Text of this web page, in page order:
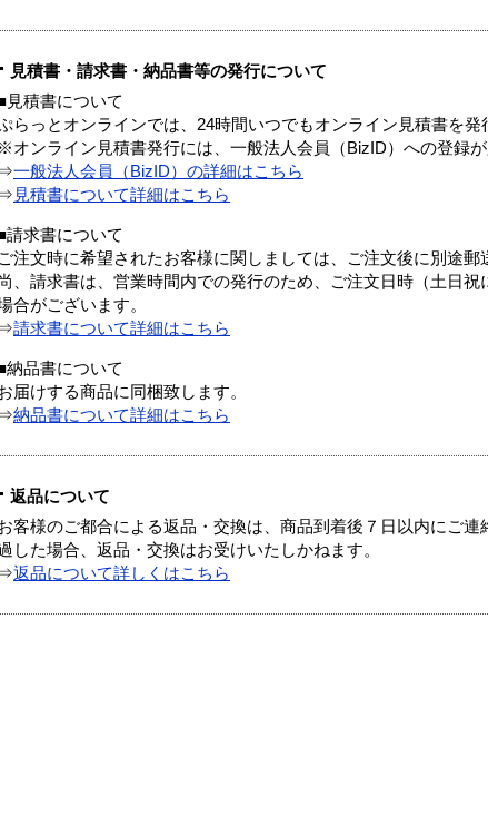
見積書・請求書・納品書等の発行について
見積書について
らっとオンラインでは、24時間いつでもオンライン見積書を発
※オンライン見積書発行には、一般法人会員（BizID）への登録が
⇒一般法人会員（BizID）の詳細はこちら
⇒ 見積書について詳細はこちら
請求書について
ご注文時に希望されたお客様に関しましては、ご注文後に別途郵
、請求書は、営業時間内での発行のため、ご注文日時（土日
合がございます。
⇒請求書について詳細はこちら
納品書について
届けする商品に同梱致します。
⇒納品書について詳細はこちら
返品について
客様のご都合による返品・交換は、商品到着後７日以内にご
した場合、返品・交換はお受けいたしかねます。
⇒返品について詳しくはこちら